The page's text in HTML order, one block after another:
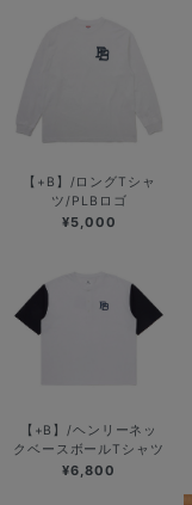
【+B】/ロングTシャ
ツ/PLBロゴ
¥5,000
【+B】/ヘンリーネッ
クベースボールTシャツ
¥6,800